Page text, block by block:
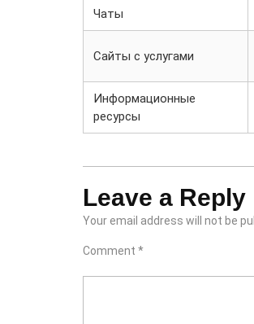
Чаты
Сайты с услугами
Информационные
ресурсы
Leave a Reply
Your email address will not be
Comment *